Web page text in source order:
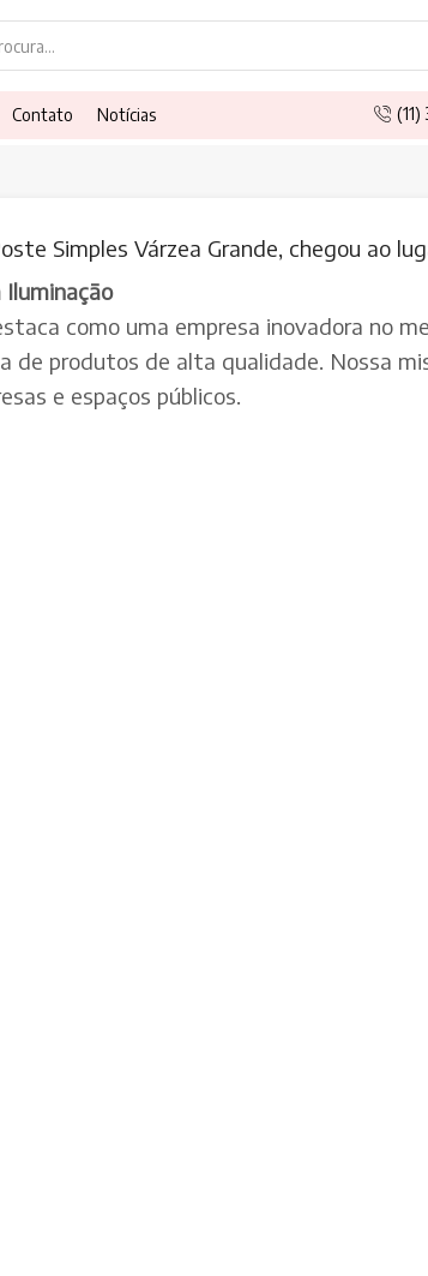
Contato Notícias
Simples Várzea Grande, chegou ao
Iluminação
como uma empresa inovadora no
produtos de alta qualidade. Nossa
e espaços públicos.